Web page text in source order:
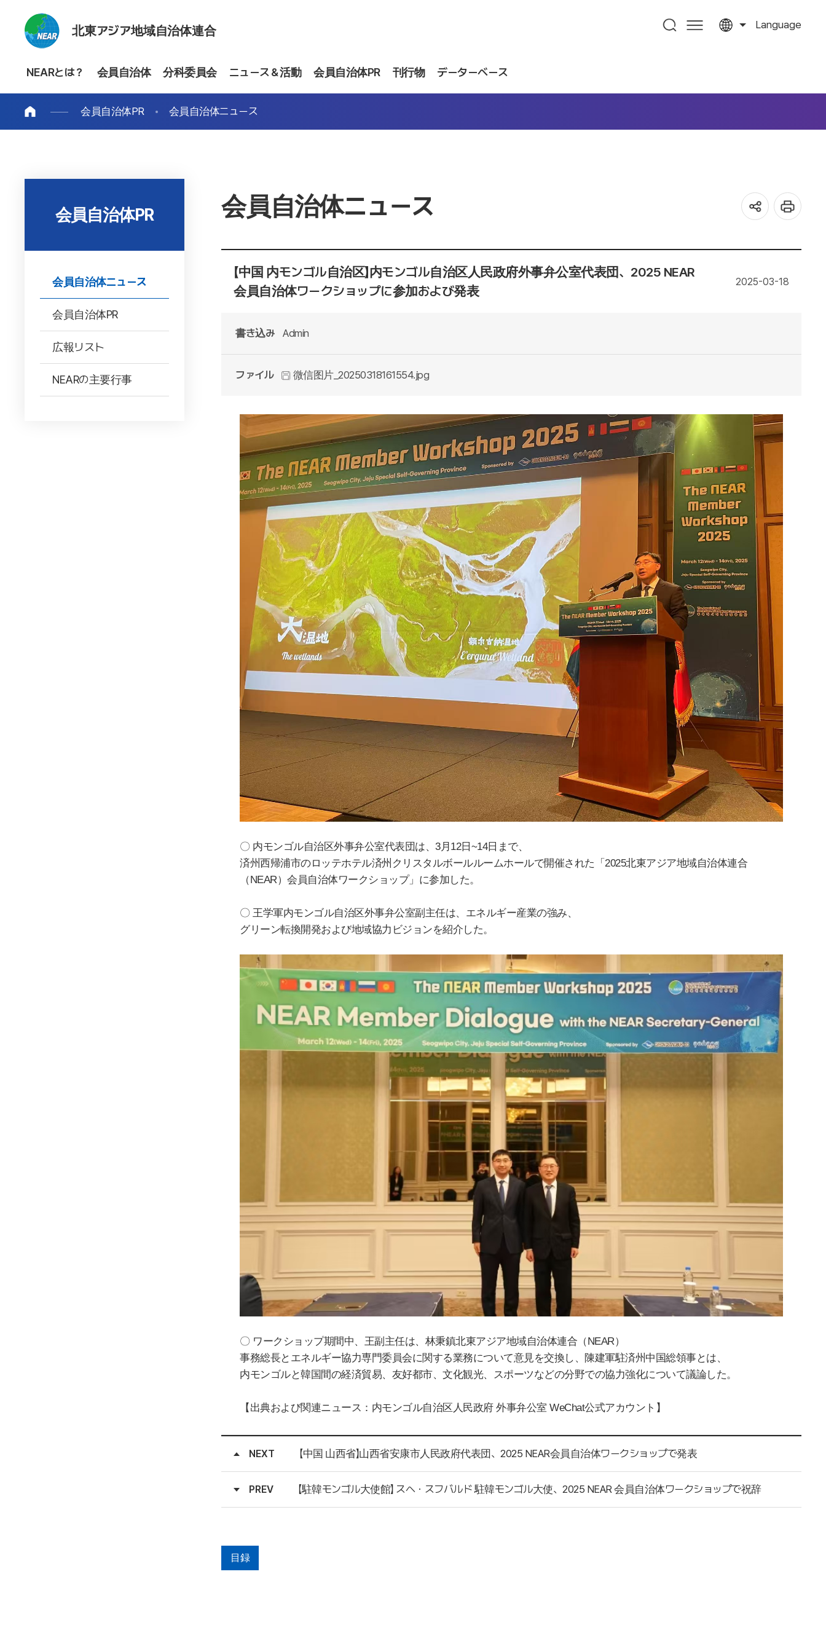
北東アジア地域自治体連合 Language
NEARとは？ 会員自治体 分科委員会 ニュース＆活動 会員自治体PR 刊行物 データーベース
会員自治体PR 会員自治体ニュース
会員自治体PR
会員自治体ニュース
会員自治体PR
広報リスト
NEARの主要行事
会員自治体ニュース
【中国 内モンゴル自治区】内モンゴル自治区人民政府外事弁公室代表団、2025 NEAR
会員自治体ワークショップに参加および発表
2025-03-18
書き込み Admin
ファイル 微信图片_20250318161554.jpg
〇 内モンゴル自治区外事弁公室代表団は、 3月 12日 ~14日まで、
済州西帰浦市のロッテホテル済州クリスタルボールルー ムホールで開催された「 2025北東アジア地域自治体連合
（NEAR） 会員自治体ワークショップ」に参加した。
〇 王学軍内モンゴル自治区外事弁公室副主任は、エネルギー産業の強み、
グリ ーン転換開発および地域協力ビジョンを紹介した。
〇 ワークショップ期間中、王副主任は、林秉鎮北東アジア地域自治体連合（NEAR）
事務総長とエネルギー協力専門委員会に関する業務について意見を交換し、陳建軍駐済州中 国総領事とは、
内モンゴルと韓国 間の経済貿易、友好都市、文化観光、スポーツなどの分野での協力強化について議論した。
【出典および関連ニュ ー ス： 内モンゴル自治区 人民政府 外事弁公室 WeChat公式アカウント】
NEXT 【中国 山西省】山西省安康市人民政府代表団、2025 NEAR会員自治体ワークショップで発表
PREV 【駐韓モンゴル大使館】 スヘ・スフバルド 駐韓モンゴル大使、2025 NEAR 会員自治体ワークショップで祝辞
目録